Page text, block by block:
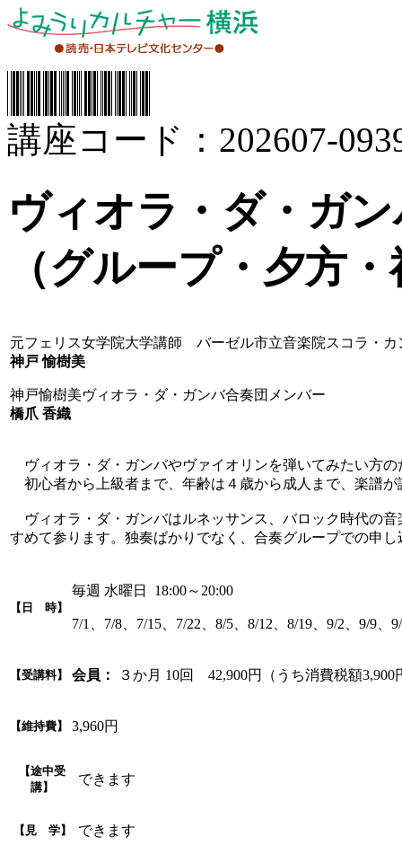
講座コード：202607-
ヴィオラ・ダ・ガ
（グループ・夕方
元フェリス女学院大学講師 バーゼル市立音楽院スコラ・カ
神戸 愉樹美
神戸愉樹美ヴィオラ・ダ・ガンバ合奏団メンバー
橋爪 香織
ヴィオラ・ダ・ガンバやヴァイオリンを弾いてみたい方の
初心者から上級者まで、年齢は４歳から成人まで、楽譜
ヴィオラ・ダ・ガンバはルネッサンス、バロック時代の
すめて参ります。独奏ばかりでなく、合奏グループでの申
【日 時】
毎週 水曜日 18:00～20:00
7/1、7/8、7/15、7/22、8/5、8/12、8/19、9/2、9/9、
【受講料】 会員： ３か月 10回 42,900円（うち消費税額3,900
【維持費】 3,960円
【途中受
講】
できます
【見 学】 できます